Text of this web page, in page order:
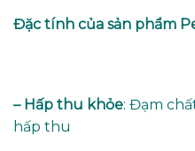
Đặc tính của sản phẩm
– Hấp thu khỏe: Đạm
hấp thu